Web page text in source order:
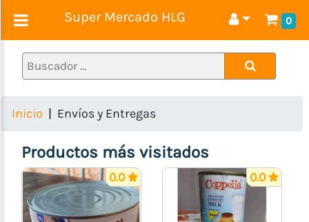
Super Mercado HLG 0
Combos
Cárnicos
Viandas
hortalizas
Dulce
y
confituras
Inicio Envíos y Entregas
Productos más visitados
0.0 0.0